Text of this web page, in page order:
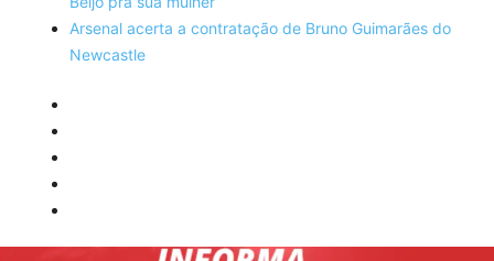
Arsenal acerta a contratação de Bruno Guimarães do
Newcastle